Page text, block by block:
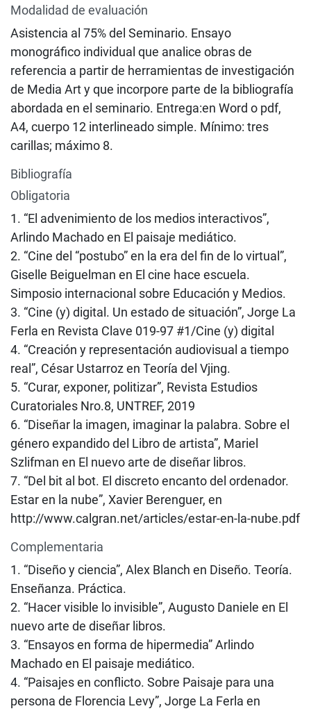
Modalidad de evaluación
Asistencia al 75% del Seminario. Ensayo
monográfico individual que analice obras de
referencia a partir de herramientas de investigación
de Media Art y que incorpore parte de la bibliografía
abordada en el seminario. Entrega:en Word o pdf,
A4, cuerpo 12 interlineado simple. Mínimo: tres
carillas; máximo 8.
Bibliografía
Obligatoria
1. “El advenimiento de los medios interactivos”,
Arlindo Machado en El paisaje mediático.
2. “Cine del “postubo” en la era del fin de lo virtual”,
Giselle Beiguelman en El cine hace escuela.
Simposio internacional sobre Educación y Medios.
3. “Cine (y) digital. Un estado de situación”, Jorge La
Ferla en Revista Clave 019-97 #1/Cine (y) digital
4. “Creación y representación audiovisual a tiempo
real”, César Ustarroz en Teoría del Vjing.
5. “Curar, exponer, politizar”, Revista Estudios
Curatoriales Nro.8, UNTREF, 2019
6. “Diseñar la imagen, imaginar la palabra. Sobre el
género expandido del Libro de artista”, Mariel
Szlifman en El nuevo arte de diseñar libros.
7. “Del bit al bot. El discreto encanto del ordenador.
Estar en la nube”, Xavier Berenguer, en
http://www.calgran.net/articles/estar-en-la-nube.pdf
Complementaria
1. “Diseño y ciencia”, Alex Blanch en Diseño. Teoría.
Enseñanza. Práctica.
2. “Hacer visible lo invisible”, Augusto Daniele en El
nuevo arte de diseñar libros.
3. “Ensayos en forma de hipermedia” Arlindo
Machado en El paisaje mediático.
4. “Paisajes en conflicto. Sobre Paisaje para una
persona de Florencia Levy”, Jorge La Ferla en